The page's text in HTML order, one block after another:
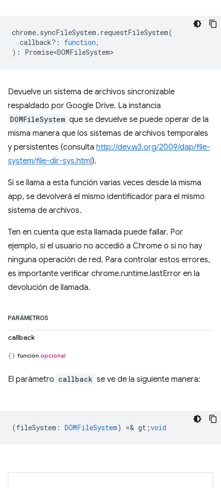
chrome. syncFileSystem . requestFileSystem(
callback? : function,
) : Promise<DOMFileSystem>
Devuelve un sistema de archivos sincronizable
respaldado por Google Drive. La instancia
DOMFileSystem que se devuelve se puede operar de la
misma manera que los sistemas de archivos temporales
y persistentes (consulta http://dev.w3.org/2009/dap/file-
system/file-dir-sys.html).
Si se llama a esta función varias veces desde la misma
app, se devolverá el mismo identificador para el mismo
sistema de archivos.
Ten en cuenta que esta llamada puede fallar. Por
ejemplo, si el usuario no accedió a Chrome o si no hay
ninguna operación de red. Para controlar estos errores,
es importante verificar chrome.runtime.lastError en la
devolución de llamada.
PARÁMETROS
callback
función opcional
El parámetro callback se ve de la siguiente manera:
(fileSystem : DOMFileSystem) =& gt;void